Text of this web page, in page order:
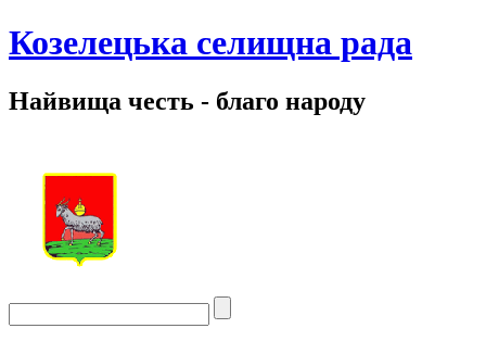
Козелецька селищна рада
Найвища честь - благо народу